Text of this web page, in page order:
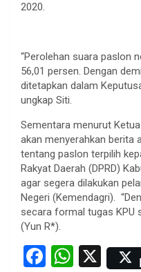
2020.
“Perolehan suara paslon
56,01 persen. Dengan
ditetapkan dalam
ungkap Siti.
Sementara menurut
akan menyerahkan berita
tentang paslon terpilih
Rakyat Daerah (DPRD)
agar segera dilakukan
Negeri (Kemendagri).
secara formal tugas KPU
(Yun R*).
F
W X